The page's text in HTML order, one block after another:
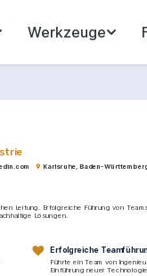
Werkzeuge
Karlsruhe, Baden-
Leitung. Erfolgreiche Führung von
Lösungen.
Erfolgreiche
Führte ein Team von
Einführung neuer